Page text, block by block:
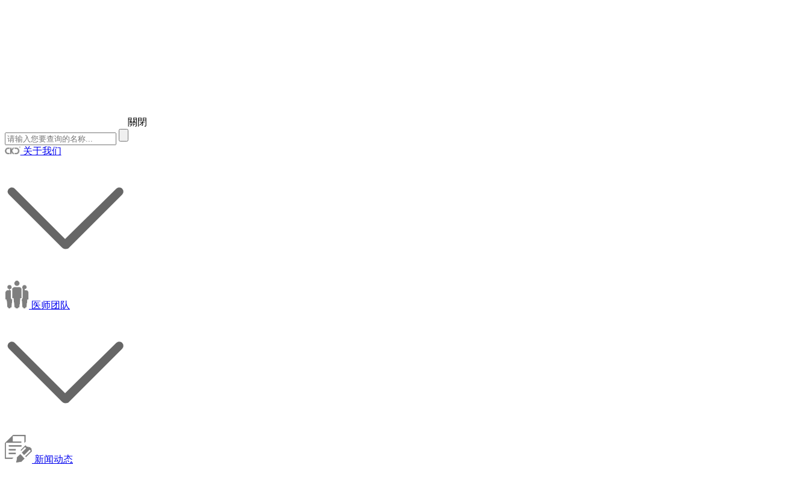
關閉
关于我们
医师团队
新闻动态